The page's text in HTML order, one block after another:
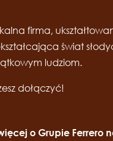
firma,
świat
ludziom.
dołączyć!
o Grupie Ferrero